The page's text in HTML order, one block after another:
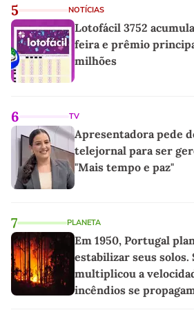
5 NOTÍCIAS
Lotofácil 3752
feira e prêmio
milhões
6 TV
Apresentadora pede
telejornal para ser
"Mais tempo e paz"
7 PLANETA
Em 1950, Portugal
estabilizar seus solos.
multiplicou a
incêndios se